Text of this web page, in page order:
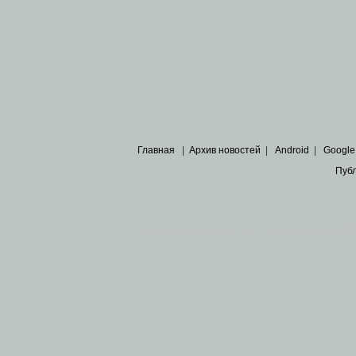
Главная | Архив новостей | Android | Google